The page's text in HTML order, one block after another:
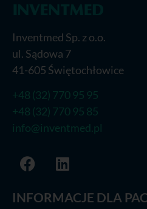
Inventmed Sp. z o.o.
ul. Sądowa 7
41-605 Świętochłowice
+48 (32) 770 95 95
+48 (32) 770 95 85
info@inventmed.pl
INFORMACJE DLA